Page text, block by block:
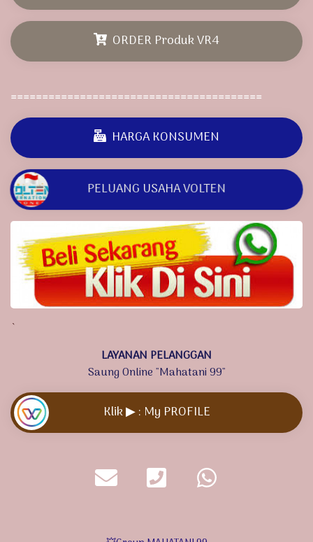
ORDER Produk VR4
========================================
HARGA KONSUMEN
PELUANG USAHA VOLTEN
`
LAYANAN PELANGGAN
Saung Online "Mahatani 99"
Klik ▶ : My PROFILE